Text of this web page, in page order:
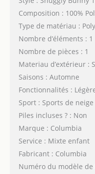
Composition : 100%
Type de matériau :
Nombre d’éléments : 1
Nombre de pièces : 1
Materiau d’extérieur :
Saisons : Automne
Fonctionnalités :
Sport : Sports de neige
Piles incluses ? : Non
Marque : Columbia
Service : Mixte enfant
Fabricant : Columbia
Numéro du modèle de